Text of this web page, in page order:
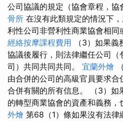
公司協議的規定（協會章程，協
骨所 在沒有此類規定的情況下
利性公司非營利性商業協會相同
經絡按摩課程費用 （3）如果義
協議後履行，則法律繼任公司
司）共同共同共同。 宜蘭外燴
由合併的公司的高級官員要求
合併有關的所有信息。 （3）如
的轉型商業協會的資產和義務，
外燴 第68（1）條如果沒有法